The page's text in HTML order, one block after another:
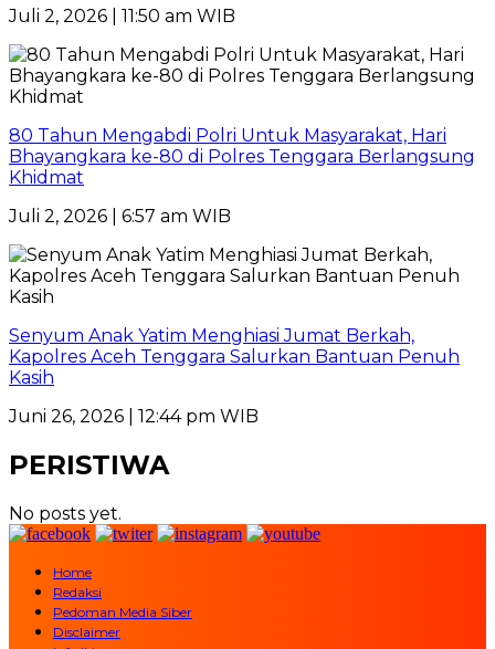
Juli 2, 2026 | 11:50 am WIB
80 Tahun Mengabdi Polri Untuk Masyarakat, Hari
Bhayangkara ke-80 di Polres Tenggara Berlangsung
Khidmat
Juli 2, 2026 | 6:57 am WIB
Senyum Anak Yatim Menghiasi Jumat Berkah,
Kapolres Aceh Tenggara Salurkan Bantuan Penuh
Kasih
Juni 26, 2026 | 12:44 pm WIB
PERISTIWA
No posts yet.
Home
Redaksi
Pedoman Media Siber
Disclaimer